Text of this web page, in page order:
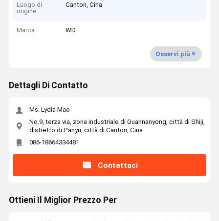
Luogo di
origine
Canton, Cina
Marca WD
Osservi più
Dettagli Di Contatto
Ms. Lydia Mao
No.9, terza via, zona industriale di Guannanyong, città di Shiji,
distretto di Panyu, città di Canton, Cina
086-18664334481
Contattaci
Ottieni Il Miglior Prezzo Per